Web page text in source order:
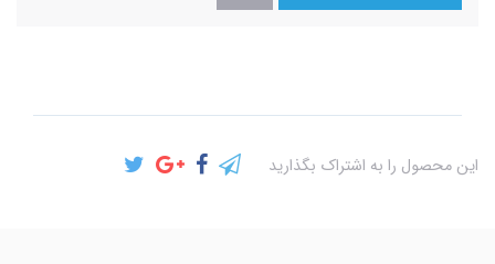
این محصول را به اشتراک بگذارید